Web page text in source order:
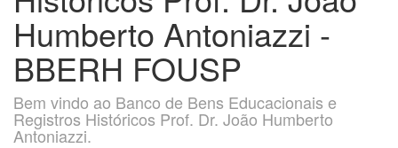
Humberto Antoniazzi -
BBERH FOUSP
Bem vindo ao Banco de Bens Educacionais e
Registros Históricos Prof. Dr. João Humberto
Antoniazzi.